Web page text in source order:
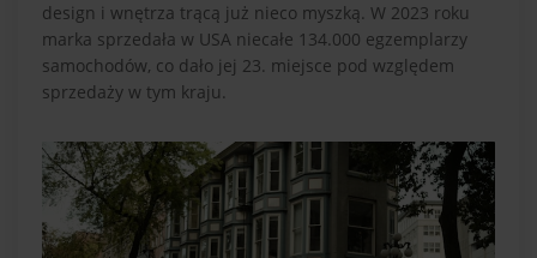
design i wnętrza trącą już nieco myszką. W 2023 roku
marka sprzedała w USA niecałe 134.000 egzemplarzy
samochodów, co dało jej 23. miejsce pod względem
sprzedaży w tym kraju.